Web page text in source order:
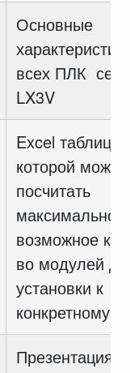
Основные
всех ПЛК
LX3V
Excel таблица
которой можно
посчитать
максимально
возможное
во модулей
установки к
конкретному
Презентация